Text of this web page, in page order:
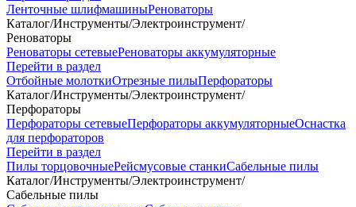
Ленточные шлифмашиныРеноваторы
Каталог/Инструменты/Электроинструмент/
Реноваторы
Реноваторы сетевыеРеноваторы аккумуляторные
Перейти в раздел
Отбойные молоткиОтрезные пилыПерфораторы
Каталог/Инструменты/Электроинструмент/
Перфораторы
Перфораторы сетевыеПерфораторы аккумуляторныеОснастка
для перфораторов
Перейти в раздел
Пилы торцовочныеРейсмусовые станкиСабельные пилы
Каталог/Инструменты/Электроинструмент/
Сабельные пилы